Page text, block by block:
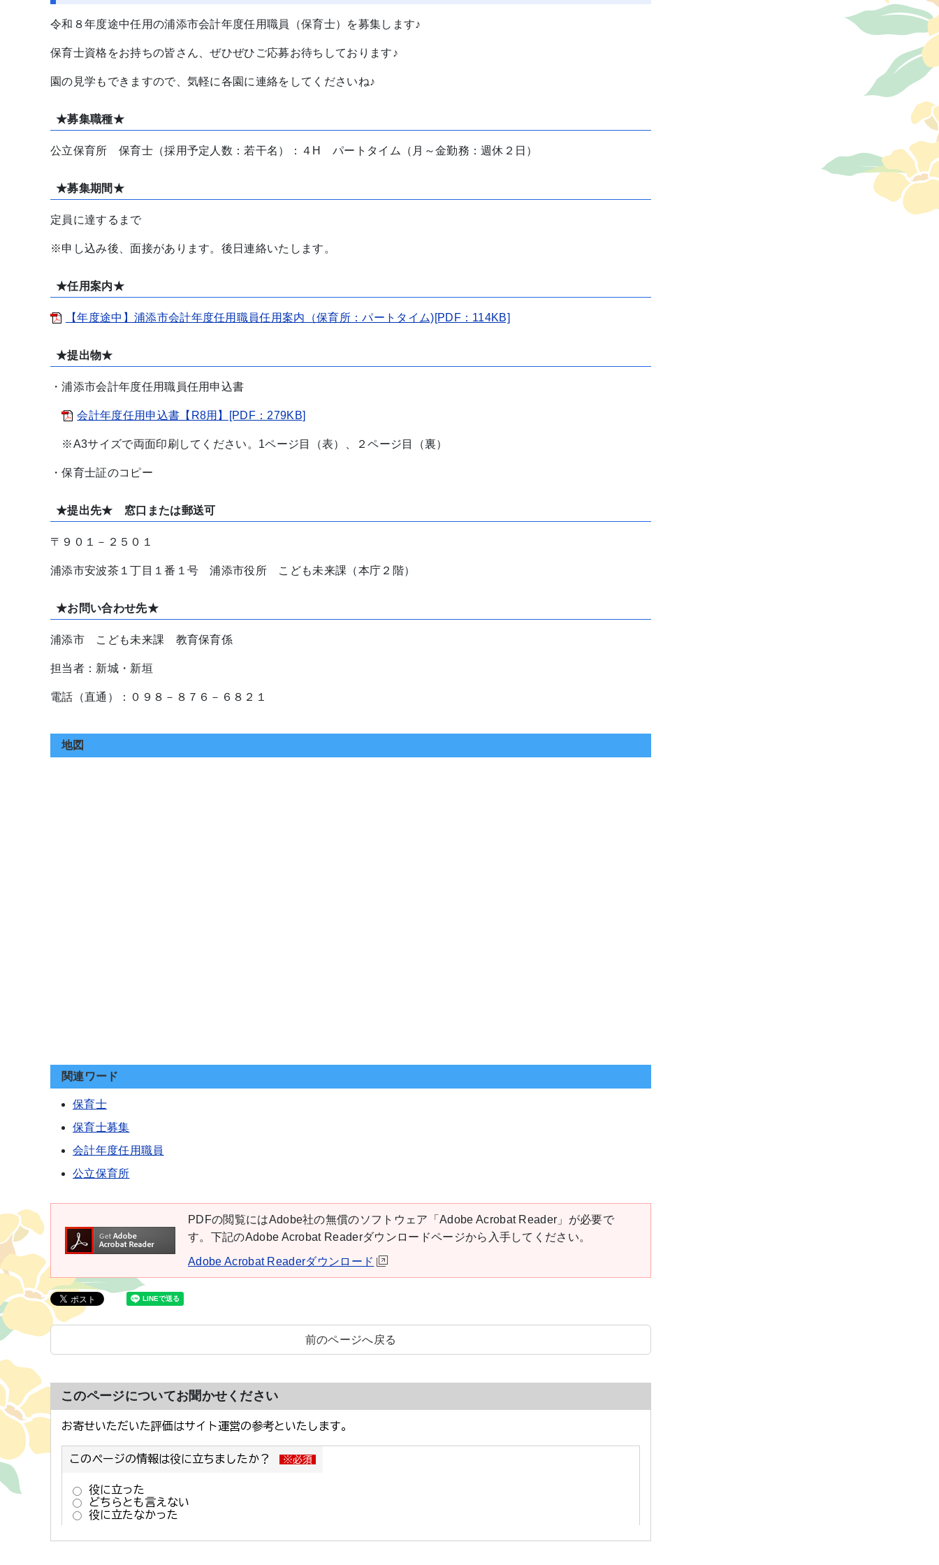
令和８年度途中任用の浦添市会計年度任用職員（保育士）を募集します♪
保育士資格をお持ちの皆さん、ぜひぜひご応募お待ちしております♪
園の見学もできますので、気軽に各園に連絡をしてくださいね♪
★募集職種★
公立保育所 保育士（採用予定人数：若干名）：４H パートタイム（月～金勤務：週休２日）
★募集期間★
定員に達するまで
※申し込み後、面接があります。後日連絡いたします。
★任用案内★
【年度途中】浦添市会計年度任用職員任用案内（保育所：パートタイム)[PDF：114KB]
★提出物★
・浦添市会計年度任用職員任用申込書
会計年度任用申込書【R8用】[PDF：279KB]
※A3サイズで両面印刷してください。1ページ目（表）、２ページ目（裏）
・保育士証のコピー
★提出先★ 窓口または郵送可
〒９０１－２５０１
浦添市安波茶１丁目１番１号 浦添市役所 こども未来課（本庁２階）
★お問い合わせ先★
浦添市 こども未来課 教育保育係
担当者：新城・新垣
電話（直通）：０９８－８７６－６８２１
地図
関連ワード
保育士
保育士募集
会計年度任用職員
公立保育所
PDFの閲覧にはAdobe社の無償のソフトウェア「Adobe Acrobat Reader」が必要で
す。下記のAdobe Acrobat Readerダウンロードページから入手してください。
Adobe Acrobat Readerダウンロード
前のページへ戻る
このページについてお聞かせください